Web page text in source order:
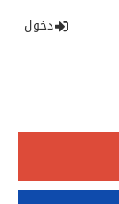
دخول